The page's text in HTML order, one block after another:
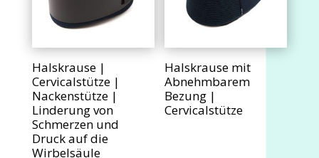
Halskrause |
Cervicalstütze |
Nackenstütze |
Linderung von
Schmerzen und
Druck auf die
Wirbelsäule
Halskrause mit
Abnehmbarem
Bezung |
Cervicalstütze